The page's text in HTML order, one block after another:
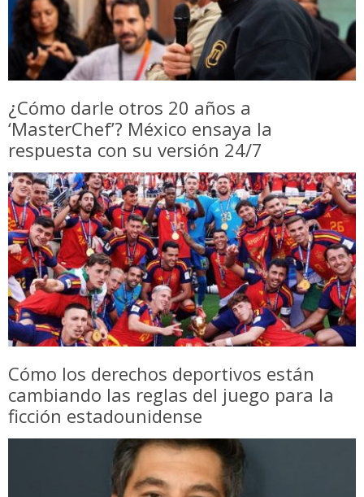
¿Cómo darle otros 20 años a
‘MasterChef’? México ensaya la
respuesta con su versión 24/7
Cómo los derechos deportivos están
cambiando las reglas del juego para la
ficción estadounidense